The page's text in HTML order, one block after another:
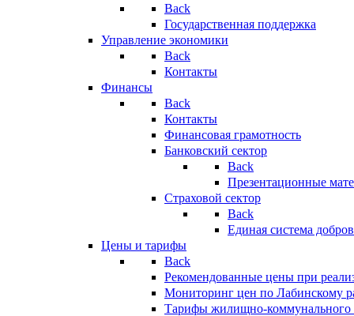
Back
Государственная поддержка
Управление экономики
Back
Контакты
Финансы
Back
Контакты
Финансовая грамотность
Банковский сектор
Back
Презентационные
Страховой сектор
Back
Единая система
Цены и тарифы
Back
Рекомендованные цены при
Мониторинг цен по Лабинскому
Тарифы жилищно-коммунального